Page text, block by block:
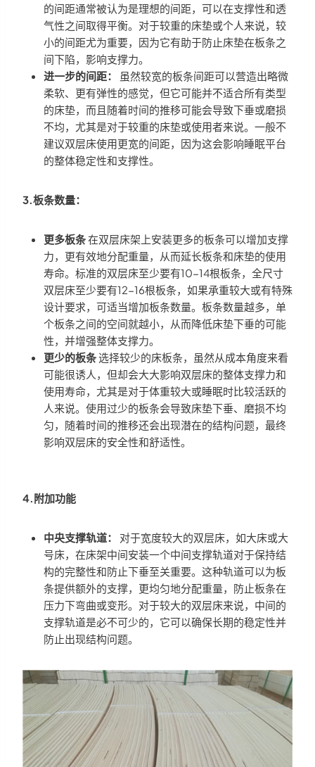
的间距通常被认为是理想的间距，可以在支撑性和透
气性之间取得平衡。对于较重的床垫或个人来说，较
小的间距尤为重要，因为它有助于防止床垫在板条之
间下陷，影响支撑力。
进一步的间距：
虽然较宽的板条间距可以营造出略微
柔软、更有弹性的感觉，但它可能并不适合所有类型
的床垫，而且随着时间的推移可能会导致下垂或磨损
不均，尤其是对于较重的床垫或使用者来说。一般不
建议双层床使用更宽的间距，因为这会影响睡眠平台
的整体稳定性和支撑性。
3.板条数量：
更多板条在双层床架上安装更多的板条可以增加支撑
力，更有效地分配重量，从而延长板条和床垫的使用
寿命。标准的双层床至少要有10-14根板条，全尺寸
双层床至少要有12-16根板条，如果承重较大或有特殊
设计要求，可适当增加板条数量。板条数量越多，单
个板条之间的空间就越小，从而降低床垫下垂的可能
性，并增强整体支撑力。
更少的板条选择较少的床板条，虽然从成本角度来看
可能很诱人，但却会大大影响双层床的整体支撑力和
使用寿命，尤其是对于体重较大或睡眠时比较活跃的
人来说。使用过少的板条会导致床垫下垂、磨损不均
匀，随着时间的推移还会出现潜在的结构问题，最终
影响双层床的安全性和舒适性。
4.附加功能
中央支撑轨道：
对于宽度较大的双层床，如大床或大
号床，在床架中间安装一个中间支撑轨道对于保持结
构的完整性和防止下垂至关重要。这种轨道可以为板
条提供额外的支撑，更均匀地分配重量，防止板条在
压力下弯曲或变形。对于较大的双层床来说，中间的
支撑轨道是必不可少的，它可以确保长期的稳定性并
防止出现结构问题。